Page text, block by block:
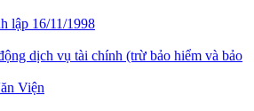
lập 16/11/1998
dịch vụ tài chính (trừ bảo hiểm và bảo
Viện